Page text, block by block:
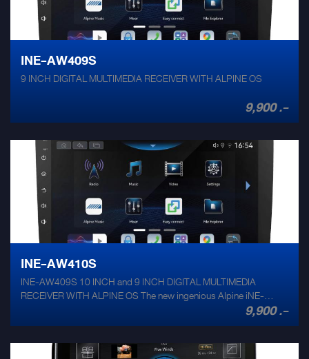
INE-AW409S
9 INCH DIGITAL MULTIMEDIA RECEIVER WITH ALPINE OS
9,900 .-
INE-AW410S
INE-AW409S 10 INCH and 9 INCH DIGITAL MULTIMEDIA
RECEIVER WITH ALPINE OS The new ingenious Alpine iNE-
AW409S, 9-inch and 10-inch touchscreen display with provide a
friendly GUI and work with Alpine OS. The Alpine iNE-AW409S
brighter and enlightened. Boost up your sound with Alpine sound
9,900 .-